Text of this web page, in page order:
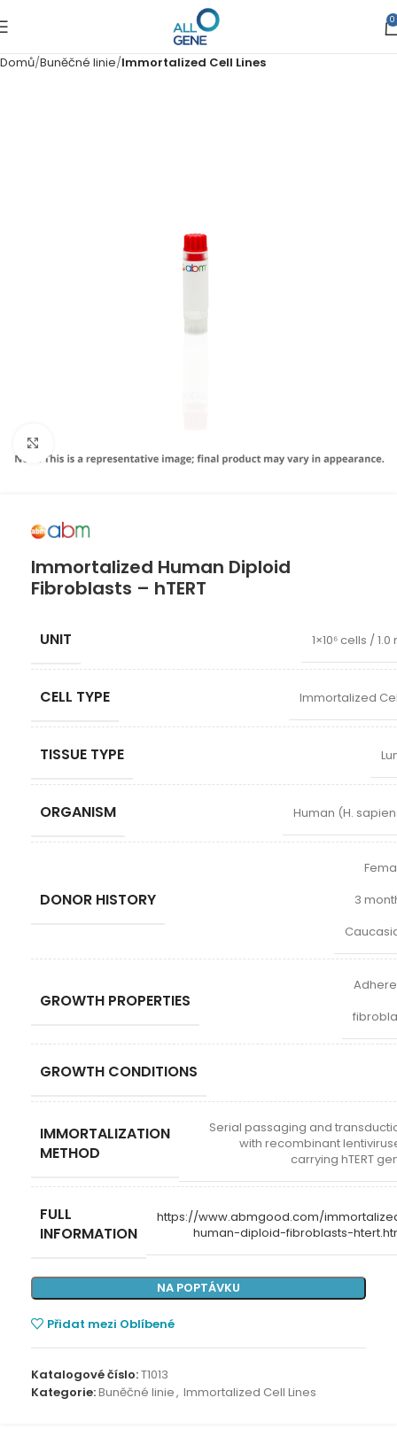
0
Domů Buněčné linie Immortalized Cell Lines
Immortalized Human Diploid
Fibroblasts – hTERT
UNIT 1×10⁶ cells / 1.0
CELL TYPE Immortalized
TISSUE TYPE
ORGANISM Human (H.
DONOR HISTORY
3
GROWTH PROPERTIES
GROWTH CONDITIONS
IMMORTALIZATION
METHOD
Serial passaging and
with recombinant
carrying hTERT
FULL
INFORMATION
https://www.abmgood.com/
human-diploid-fibroblasts-
NA POPTÁVKU
Přidat mezi Oblíbené
Katalogové číslo:T1013
Kategorie:Buněčné linie, Immortalized Cell Lines